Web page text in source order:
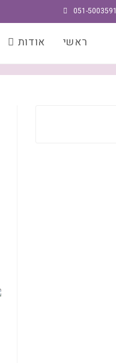
051-5003591
ראשי אודות